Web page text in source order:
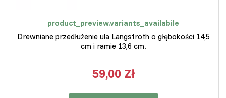
product_preview.variants_availabile
Drewniane przedłużenie ula Langstroth o głębokości 14,5
cm i ramie 13,6 cm.
59,00 Zł